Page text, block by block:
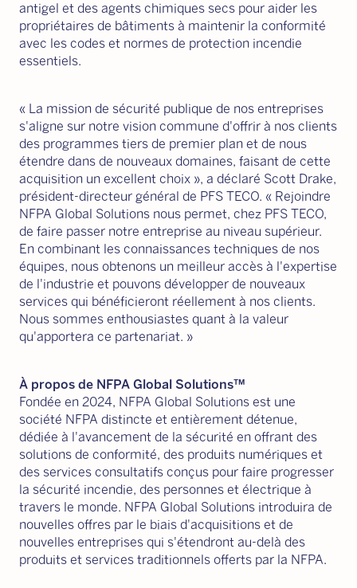
antigel et des agents chimiques secs pour aider les
propriétaires de bâtiments à maintenir la conformité
avec les codes et normes de protection incendie
essentiels.
« La mission de sécurité publique de nos entreprises
s'aligne sur notre vision commune d'offrir à nos clients
des programmes tiers de premier plan et de nous
étendre dans de nouveaux domaines, faisant de cette
acquisition un excellent choix », a déclaré Scott Drake,
président-directeur général de PFS TECO. « Rejoindre
NFPA Global Solutions nous permet, chez PFS TECO,
de faire passer notre entreprise au niveau supérieur.
En combinant les connaissances techniques de nos
équipes, nous obtenons un meilleur accès à l'expertise
de l'industrie et pouvons développer de nouveaux
services qui bénéficieront réellement à nos clients.
Nous sommes enthousiastes quant à la valeur
qu'apportera ce partenariat. »
À propos de NFPA Global Solutions™
Fondée en 2024, NFPA Global Solutions est une
société NFPA distincte et entièrement détenue,
dédiée à l'avancement de la sécurité en offrant des
solutions de conformité, des produits numériques et
des services consultatifs conçus pour faire progresser
la sécurité incendie, des personnes et électrique à
travers le monde. NFPA Global Solutions introduira de
nouvelles offres par le biais d'acquisitions et de
nouvelles entreprises qui s'étendront au-delà des
produits et services traditionnels offerts par la NFPA.